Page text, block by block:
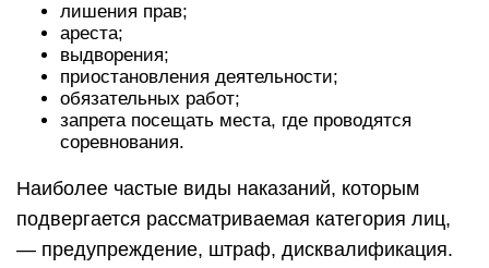
лишения прав;
ареста;
выдворения;
приостановления деятельности;
обязательных работ;
запрета посещать места, где проводятся
соревнования.
Наиболее частые виды наказаний, которым
подвергается рассматриваемая категория лиц,
— предупреждение, штраф, дисквалификация.